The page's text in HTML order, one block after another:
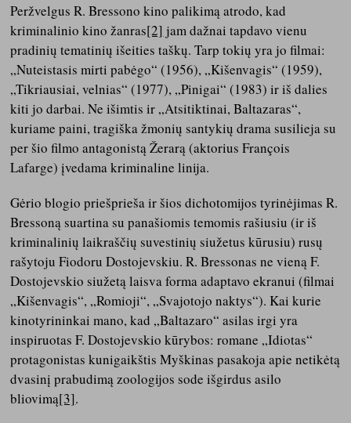
Peržvelgus R. Bressono kino palikimą atrodo, kad
kriminalinio kino žanras[2] jam dažnai tapdavo vienu
pradinių tematinių išeities taškų. Tarp tokių yra jo filmai:
„Nuteistasis mirti pabėgo“ (1956), „Kišenvagis“ (1959),
„Tikriausiai, velnias“ (1977), „Pinigai“ (1983) ir iš dalies
kiti jo darbai. Ne išimtis ir „Atsitiktinai, Baltazaras“,
kuriame paini, tragiška žmonių santykių drama susilieja su
per šio filmo antagonistą Žerarą (aktorius François
Lafarge) įvedama kriminaline linija.
Gėrio blogio priešprieša ir šios dichotomijos tyrinėjimas R.
Bressoną suartina su panašiomis temomis rašiusiu (ir iš
kriminalinių laikraščių suvestinių siužetus kūrusiu) rusų
rašytoju Fiodoru Dostojevskiu. R. Bressonas ne vieną F.
Dostojevskio siužetą laisva forma adaptavo ekranui (filmai
„Kišenvagis“, „Romioji“, „Svajotojo naktys“). Kai kurie
kinotyrininkai mano, kad „Baltazaro“ asilas irgi yra
inspiruotas F. Dostojevskio kūrybos: romane „Idiotas“
protagonistas kunigaikštis Myškinas pasakoja apie netikėtą
dvasinį prabudimą zoologijos sode išgirdus asilo
bliovimą[3].